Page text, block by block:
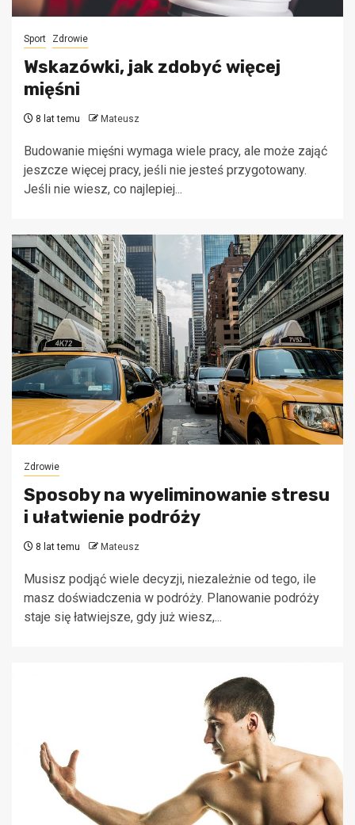
Sport Zdrowie
Wskazówki, jak zdobyć więcej
mięśni
8 lat temu Mateusz
Budowanie mięśni wymaga wiele pracy, ale może zająć
jeszcze więcej pracy, jeśli nie jesteś przygotowany.
Jeśli nie wiesz, co najlepiej...
Zdrowie
Sposoby na wyeliminowanie stresu
i ułatwienie podróży
8 lat temu Mateusz
Musisz podjąć wiele decyzji, niezależnie od tego, ile
masz doświadczenia w podróży. Planowanie podróży
staje się łatwiejsze, gdy już wiesz,...